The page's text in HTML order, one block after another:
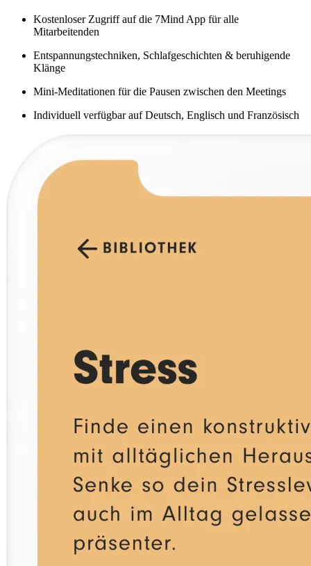
Kostenloser Zugriff auf die 7Mind App für alle
Mitarbeitenden
Entspannungstechniken, Schlafgeschichten & beruhigende
Klänge
Mini-Meditationen für die Pausen zwischen den Meetings
Individuell verfügbar auf Deutsch, Englisch und Französisch